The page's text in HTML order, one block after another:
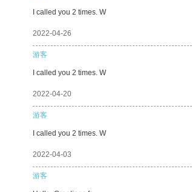
I called you 2 times. W
2022-04-26
游客
I called you 2 times. W
2022-04-20
游客
I called you 2 times. W
2022-04-03
游客